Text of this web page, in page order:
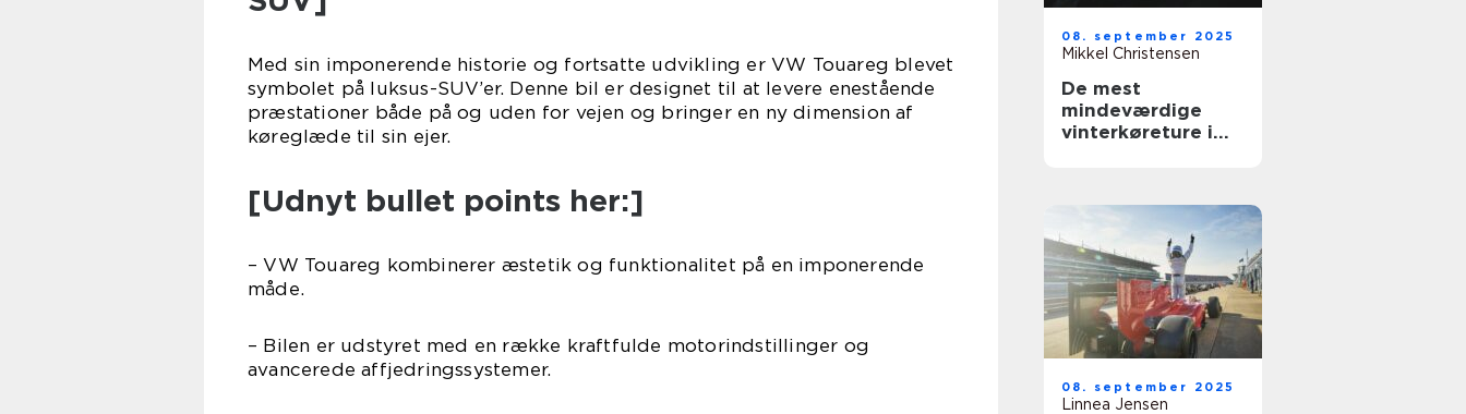
Med sin imponerende historie og fortsatte udvikling er VW Touareg blevet
symbolet på luksus-SUV’er. Denne bil er designet til at levere enestående
præstationer både på og uden for vejen og bringer en ny dimension af
køreglæde til sin ejer.
[Udnyt bullet points her:]
– VW Touareg kombinerer æstetik og funktionalitet på en imponerende
måde.
– Bilen er udstyret med en række kraftfulde motorindstillinger og
avancerede affjedringssystemer.
08. september 2025
Mikkel Christensen
De mest
mindeværdige
vinterkøreture i
08. september 2025
Linnea Jensen